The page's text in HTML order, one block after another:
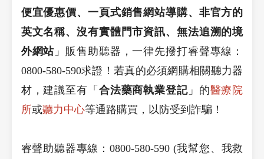
便宜優惠價、一頁式銷售網站導購、非官方的
英文名稱、沒有實體門市資訊、無法追溯的境
外網站 」販售助聽器，一律先撥打睿聲專線：
0800-580-590求證！若真的必須網購相關聽力器
材，建議至有「 合法藥商執業登記」的醫療院
所或聽力中心等通路購買，以防受到詐騙！
睿聲助聽器專線：0800-580-590 (我幫您、我救